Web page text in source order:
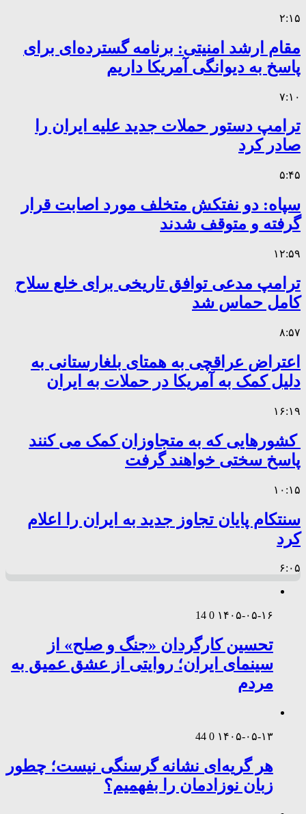
۲:۱۵
مقام ارشد امنیتی: برنامه گسترده‌ای برای
پاسخ به دیوانگی آمریکا داریم
۷:۱۰
ترامپ دستور حملات جدید علیه ایران را
صادر کرد
۵:۴۵
سپاه: دو نفتکش متخلف مورد اصابت قرار
گرفته و متوقف شدند
۱۲:۵۹
ترامپ مدعی توافق تاریخی برای خلع سلاح
کامل حماس شد
۸:۵۷
اعتراض عراقچی به همتای بلغارستانی به
دلیل کمک به آمریکا در حملات به ایران
۱۶:۱۹
کشورهایی که به متجاوزان کمک می کنند
پاسخ سختی خواهند گرفت
۱۰:۱۵
سنتکام پایان تجاوز جدید به ایران را اعلام
کرد
۶:۰۵
۱۴۰۵-۰۵-۱۶ 0
14
تحسین کارگردان «جنگ و صلح» از
سینمای ایران؛ روایتی از عشق عمیق به
مردم
۱۴۰۵-۰۵-۱۳ 0
44
هر گریه‌ای نشانه گرسنگی نیست؛ چطور
زبان نوزادمان را بفهمیم؟